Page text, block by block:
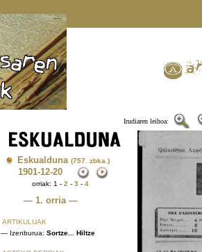
Irudiaren leihoa:
Eskualduna (757. zbka.)
1901-12-20
orriak: 1 - 2 - 3 - 4
— 1. orria —
ARTIKULUAK
— Izenburua: Sortze... Hiltze